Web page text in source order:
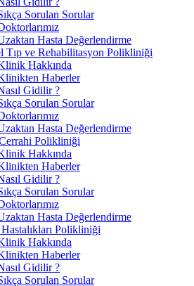
Sorulan Sorular
Hasta Değerlendirme
Tıp ve Rehabilitasyon Polikliniği
Hakkında
Haberler
Gidilir ?
Sorulan Sorular
Hasta Değerlendirme
Polikliniği
Hakkında
Haberler
Gidilir ?
Sorulan Sorular
Hasta Değerlendirme
Polikliniği
Hakkında
Haberler
Gidilir ?
Sorulan Sorular